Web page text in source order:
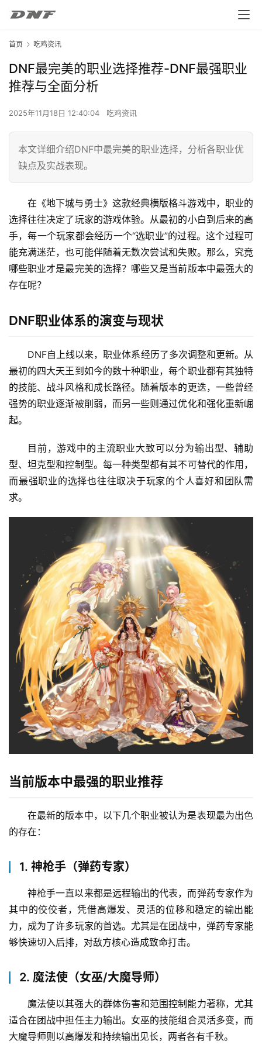
首页 吃鸡资讯
DNF最完美的职业选择推荐-DNF最强职业
推荐与全面分析
2025年11月18日 12:40:04 吃鸡资讯
本文详细介绍DNF中最完美的职业选择，分析各职业优
缺点及实战表现。
在《地下城与勇士》这款经典横版格斗游戏中，职业的
选择往往决定了玩家的游戏体验。从最初的小白到后来的高
手，每一个玩家都会经历一个“选职业”的过程。这个过程可
能充满迷茫，也可能伴随着无数次尝试和失败。那么，究竟
哪些职业才是最完美的选择？哪些又是当前版本中最强大的
存在呢？
DNF职业体系的演变与现状
DNF自上线以来，职业体系经历了多次调整和更新。从
最初的四大天王到如今的数十种职业，每个职业都有其独特
的技能、战斗风格和成长路径。随着版本的更迭，一些曾经
强势的职业逐渐被削弱，而另一些则通过优化和强化重新崛
起。
目前，游戏中的主流职业大致可以分为输出型、辅助
型、坦克型和控制型。每一种类型都有其不可替代的作用，
而最强职业的选择也往往取决于玩家的个人喜好和团队需
求。
当前版本中最强的职业推荐
在最新的版本中，以下几个职业被认为是表现最为出色
的存在：
1. 神枪手（弹药专家）
神枪手一直以来都是远程输出的代表，而弹药专家作为
其中的佼佼者，凭借高爆发、灵活的位移和稳定的输出能
力，成为了许多玩家的首选。尤其是在团战中，弹药专家能
够快速切入后排，对敌方核心造成致命打击。
2. 魔法使（女巫/大魔导师）
魔法使以其强大的群体伤害和范围控制能力著称，尤其
适合在团战中担任主力输出。女巫的技能组合灵活多变，而
大魔导师则以高爆发和持续输出见长，两者各有千秋。